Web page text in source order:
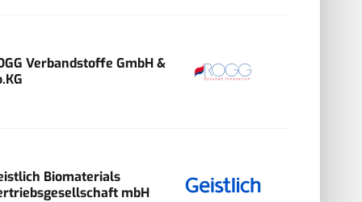
Verbandstoffe GmbH &
Biomaterials
mbH